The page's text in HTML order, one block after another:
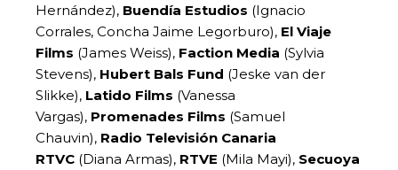
Hernández), Buendía Estudios (Ignacio
Corrales, Concha Jaime Legorburo), El Viaje
Films (James Weiss), Faction Media (Sylvia
Stevens), Hubert Bals Fund (Jeske van der
Slikke), Latido Films (Vanessa
Vargas), Promenades Films (Samuel
Chauvin), Radio Televisión Canaria
RTVC (Diana Armas), RTVE (Mila Mayi), Secuoya